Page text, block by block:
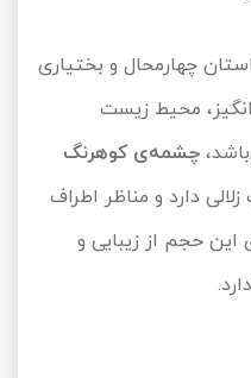
چهارمحال و بختیاری
محیط زیست
چشمه‌ی کوهرنگ
دارد و مناظر اطراف
این حجم از زیبایی و